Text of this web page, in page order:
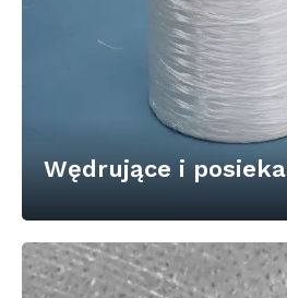
Wędrujące i